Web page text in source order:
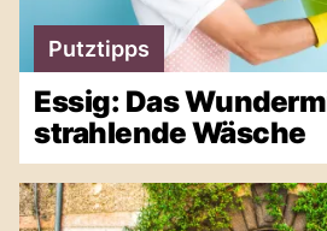
Putztipps
Essig: Das
strahlende Wäsche